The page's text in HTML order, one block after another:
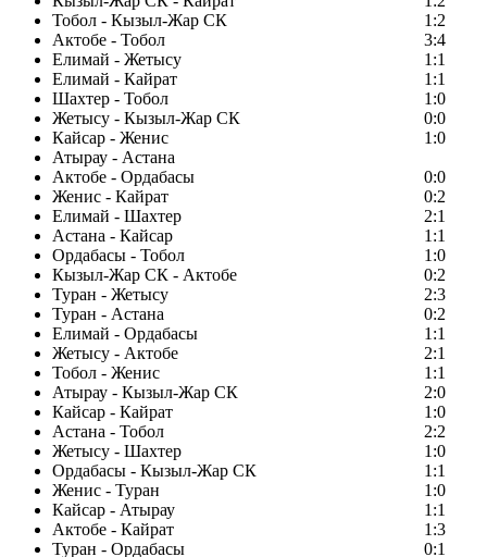
Тобол - Кызыл-Жар СК
1:2
Актобе - Тобол
3:4
Елимай - Жетысу
1:1
Елимай - Кайрат
1:1
Шахтер - Тобол
1:0
Жетысу - Кызыл-Жар СК
0:0
Кайсар - Женис
1:0
Атырау - Астана
Актобе - Ордабасы
0:0
Женис - Кайрат
0:2
Елимай - Шахтер
2:1
Астана - Кайсар
1:1
Ордабасы - Тобол
1:0
Кызыл-Жар СК - Актобе
0:2
Туран - Жетысу
2:3
Туран - Астана
0:2
Елимай - Ордабасы
1:1
Жетысу - Актобе
2:1
Тобол - Женис
1:1
Атырау - Кызыл-Жар СК
2:0
Кайсар - Кайрат
1:0
Астана - Тобол
2:2
Жетысу - Шахтер
1:0
Ордабасы - Кызыл-Жар СК
1:1
Женис - Туран
1:0
Кайсар - Атырау
1:1
Актобе - Кайрат
1:3
Туран - Ордабасы
0:1